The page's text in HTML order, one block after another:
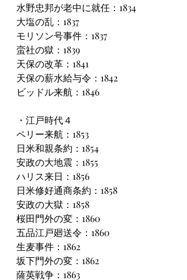
水野忠邦が老中に就任：1834
大塩の乱：1837
モリソン号事件：1837
蛮社の獄：1839
天保の改革：1841
天保の薪水給与令：1842
ビッドル来航：1846
・江戸時代４
ペリー来航：1853
日米和親条約：1854
安政の大地震：1855
ハリス来日：1856
日米修好通商条約：1858
安政の大獄：1858
桜田門外の変：1860
五品江戸廻送令：1860
生麦事件：1862
坂下門外の変：1862
薩英戦争：1863